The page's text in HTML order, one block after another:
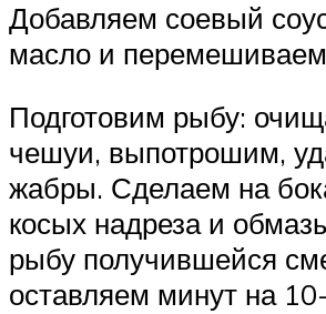
Добавляем соевый
масло и
Подготовим рыбу:
чешуи, выпотрошим,
жабры. Сделаем на
косых надреза и
рыбу получившейся
оставляем минут на